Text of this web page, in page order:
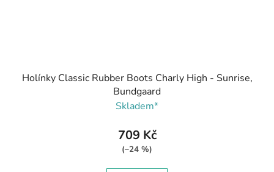
Holínky Classic Rubber Boots Charly High - Sunrise,
Bundgaard
Skladem*
709 Kč
(–24 %)